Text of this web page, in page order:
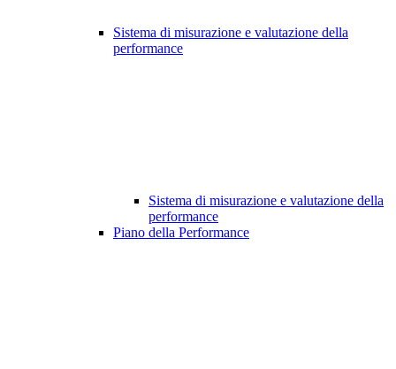
Sistema di misurazione e valutazione della
performance
Sistema di misurazione e valutazione della
performance
Piano della Performance